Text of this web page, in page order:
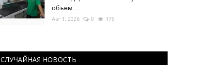
объем...
Авг 1, 2026 0 176
СЛУЧАЙНАЯ НОВОСТЬ